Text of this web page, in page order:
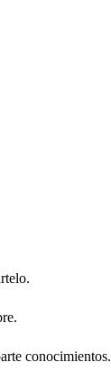
conocimientos.